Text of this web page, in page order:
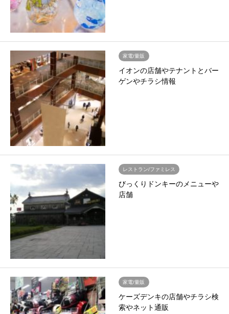
家電/量販
イオンの店舗やテナントとバー
ゲンやチラシ情報
レストラン/ファミレス
びっくりドンキーのメニューや
店舗
家電/量販
ケーズデンキの店舗やチラシ検
索やネット通販